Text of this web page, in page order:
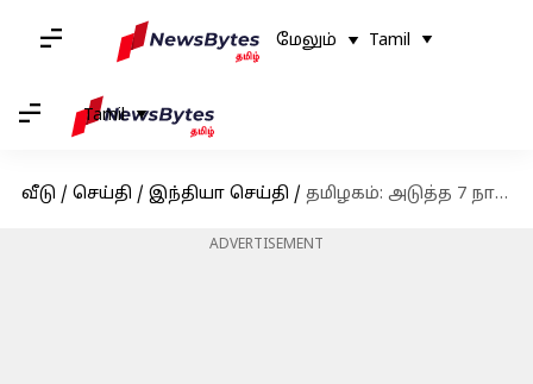
மேலும் Tamil
Tamil
வீடு / செய்தி / இந்தியா செய்தி / தமிழகம்: அடுத்த 7 நாட்களுக்கான வானிலை முன்னறிவிப்பு
ADVERTISEMENT